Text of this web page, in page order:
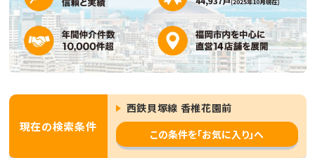
現在の検索条件
西鉄貝塚線 香椎花園前
この条件を「お気に入り」へ